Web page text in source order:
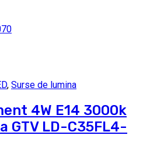
, Surse de lumina
4W E14 3000k
GTV LD-C35FL4-